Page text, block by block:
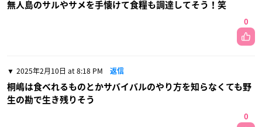
無人島のサルやサメを手懐けて食糧も調達してそう！笑
0
2025年2月10日 at 8:18 PM 返信
桐嶋は食べれるものとかサバイバルのやり方を知らなくても野
生の勘で生き残りそう
0